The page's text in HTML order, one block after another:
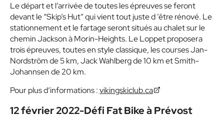
Le départ et l’arrivée de toutes les épreuves se feront
devant le “Skip’s Hut”qui vient tout juste d ’être rénové. Le
stationnement et le fartage seront situés au chalet sur le
chemin Jackson à Morin-Heights. Le Loppet proposera
trois épreuves, toutes en style classique, les courses Jan-
Nordström de 5 km, Jack Wahlberg de 10 km et Smith-
Johannsen de 20 km.
Pour plus d’informations :vikingskiclub.ca
12 février 2022-Défi Fat Bike à Prévost